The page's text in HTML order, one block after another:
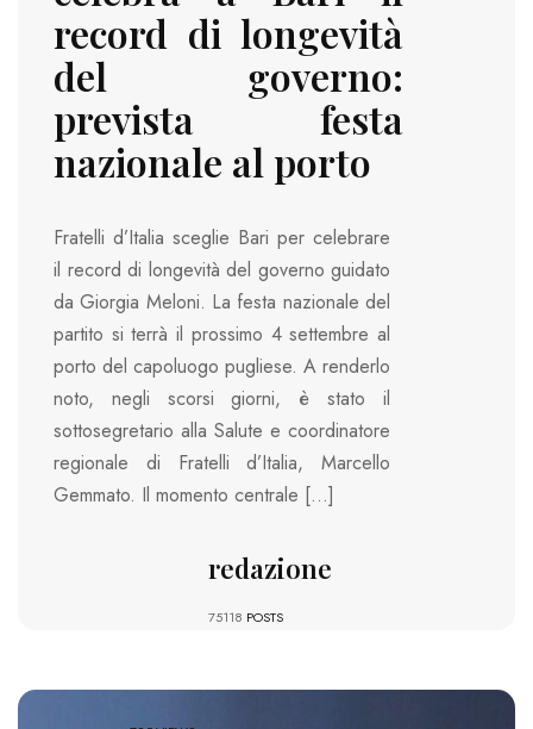
record di longevità
del governo:
prevista festa
nazionale al porto
Fratelli d’Italia sceglie Bari per celebrare
il record di longevità del governo guidato
da Giorgia Meloni. La festa nazionale del
partito si terrà il prossimo 4 settembre al
porto del capoluogo pugliese. A renderlo
noto, negli scorsi giorni, è stato il
sottosegretario alla Salute e coordinatore
regionale di Fratelli d’Italia, Marcello
Gemmato. Il momento centrale […]
redazione
75118 POSTS